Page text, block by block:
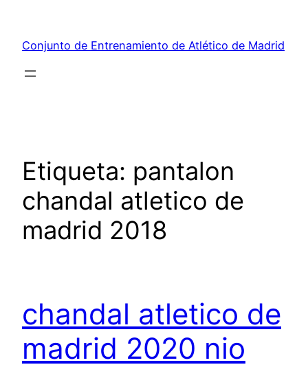
contenido
Conjunto de Entrenamiento de Atlético de Madrid
Etiqueta: pantalon
chandal atletico de
madrid 2018
chandal atletico de
madrid 2020 nio